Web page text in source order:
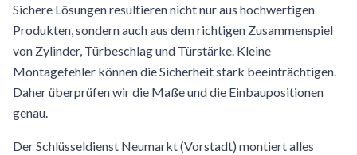
Sichere Lösungen resultieren nicht nur aus hochwertigen
Produkten, sondern auch aus dem richtigen Zusammenspiel
von Zylinder, Türbeschlag und Türstärke. Kleine
Montagefehler können die Sicherheit stark beeinträchtigen.
Daher überprüfen wir die Maße und die Einbaupositionen
genau.
Der Schlüsseldienst Neumarkt (Vorstadt) montiert alles